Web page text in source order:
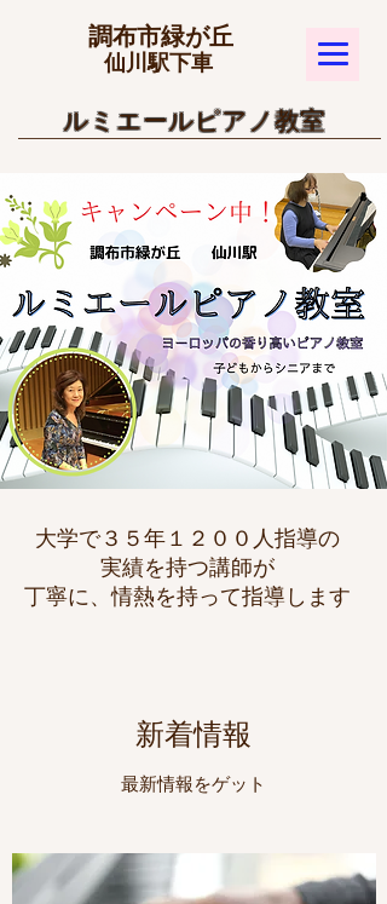
大学で３５年１２００人指導の
実績を持つ講師が
丁寧に、情熱を持って指導します
​ルミエールピアノ教室
​調布市緑が丘
​仙川駅下車
新着情報
最新情報をゲット